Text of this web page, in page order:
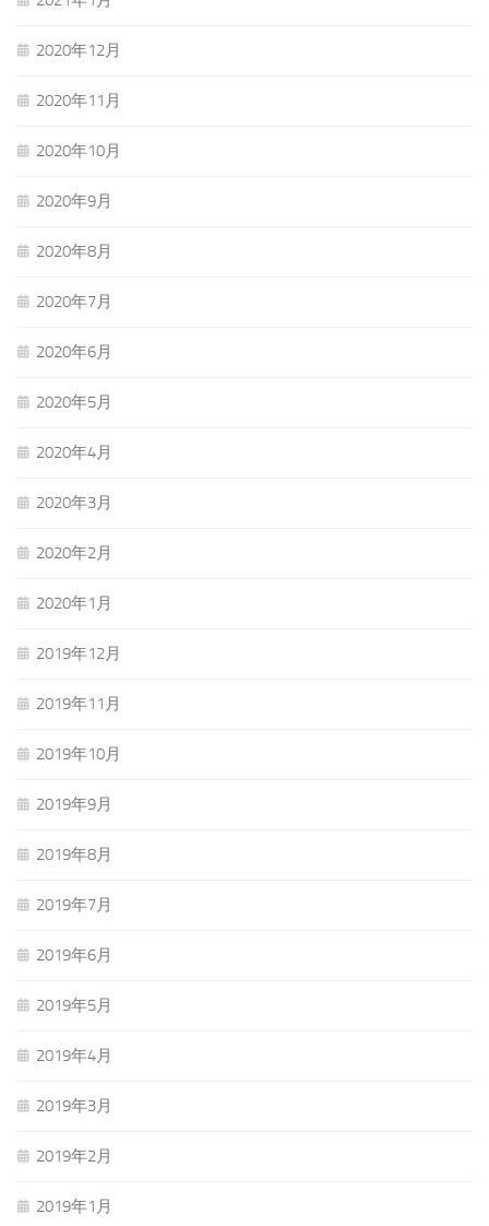
2020年12月
2020年11月
2020年10月
2020年9月
2020年8月
2020年7月
2020年6月
2020年5月
2020年4月
2020年3月
2020年2月
2020年1月
2019年12月
2019年11月
2019年10月
2019年9月
2019年8月
2019年7月
2019年6月
2019年5月
2019年4月
2019年3月
2019年2月
2019年1月